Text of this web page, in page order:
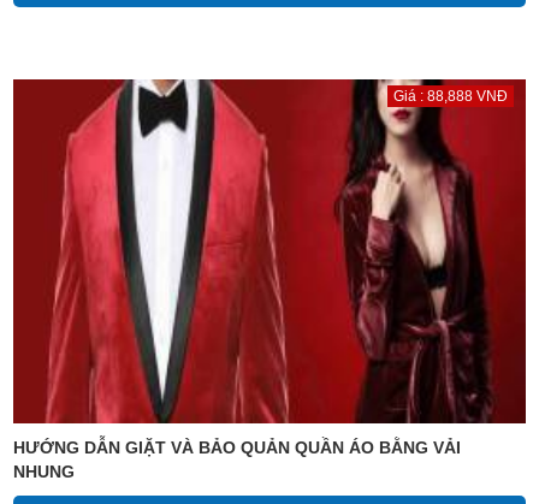
Giá : 88,888 VNĐ
HƯỚNG DẪN GIẶT VÀ BẢO QUẢN QUẦN ÁO BẰNG VẢI
NHUNG